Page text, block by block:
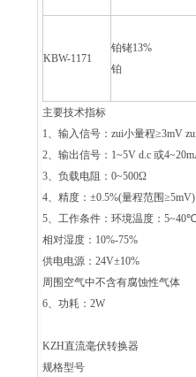
KBW-1171
铂铑13%
铂
主要技术指标
1、输入信号：zui小量程≥3mV
2、输出信号： 1~5V d.c 或
3、负载电阻： 0~500Ω
4、精度：±0.5%(量程范围≥
5、工作条件：环境温度： 5~40℃
相对湿度： 10%-75%
供电电源： 24V±10%
周围空气中不含有腐蚀性气体
6、功耗： 2W
KZH直流毫伏转换器
规格型号